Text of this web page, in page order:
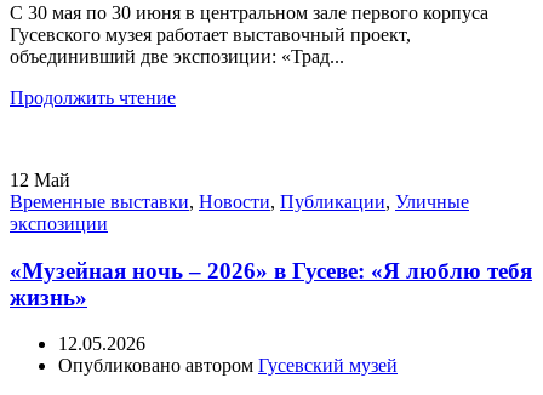
С 30 мая по 30 июня в центральном зале первого корпуса
Гусевского музея работает выставочный проект,
объединивший две экспозиции: «Трад...
Продолжить чтение
12 Май
Временные выставки, Новости, Публикации, Уличные
экспозиции
«Музейная ночь – 2026» в Гусеве: «Я люблю тебя
жизнь»
12.05.2026
Опубликовано автором Гусевский музей